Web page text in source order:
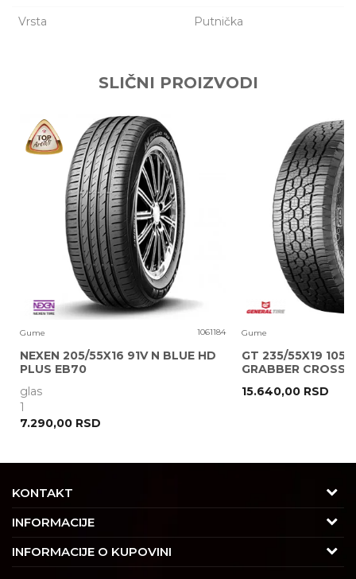
Vrsta Putnička
SLIČNI PROIZVODI
Gume 1061184
NEXEN 205/55X16 91V N BLUE HD
PLUS EB70
glas
1
7.290,00 RSD
Gume
GT 235/55X19 105V
GRABBER CROSS
15.640,00 RSD
KONTAKT
Adresa
Trgovačka 7/2, Čukarica
11030 Beograd, Srbija
INFORMACIJE
O nama
INFORMACIJE O KUPOVINI